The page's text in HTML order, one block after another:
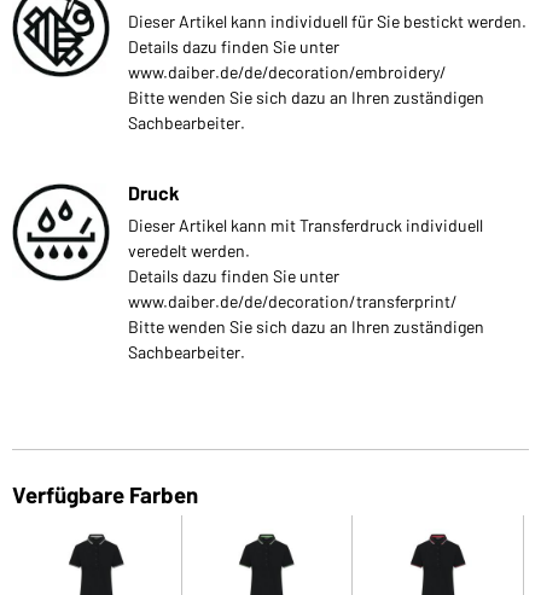
Dieser Artikel kann individuell für Sie bestickt werden.
Details dazu finden Sie unter
www.daiber.de/de/decoration/embroidery/
Bitte wenden Sie sich dazu an Ihren zuständigen
Sachbearbeiter.
Druck
Dieser Artikel kann mit Transferdruck individuell
veredelt werden.
Details dazu finden Sie unter
www.daiber.de/de/decoration/transferprint/
Bitte wenden Sie sich dazu an Ihren zuständigen
Sachbearbeiter.
Verfügbare Farben